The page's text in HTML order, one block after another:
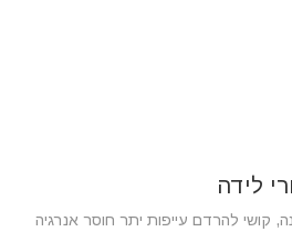
לידה
קושי להרדם עייפות יתר חוסר אנרגיה